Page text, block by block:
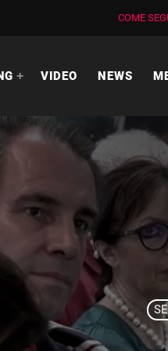
COME
VIDEO NEWS